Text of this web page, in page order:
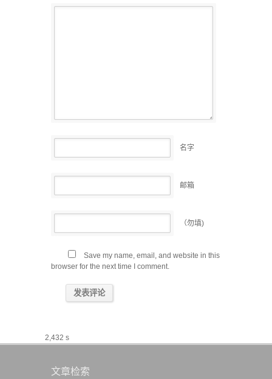
名字
邮箱
（勿填)
Save my name, email, and website in this
browser for the next time I comment.
2,432 s
文章检索